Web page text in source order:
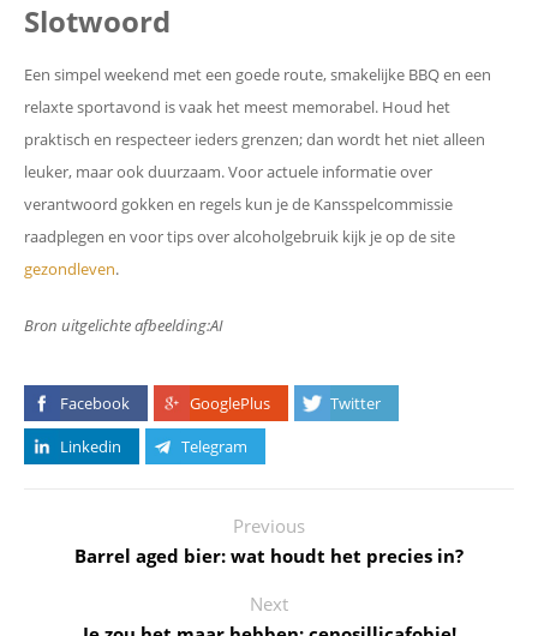
Slotwoord
Een simpel weekend met een goede route, smakelijke BBQ en een
relaxte sportavond is vaak het meest memorabel. Houd het
praktisch en respecteer ieders grenzen; dan wordt het niet alleen
leuker, maar ook duurzaam. Voor actuele informatie over
verantwoord gokken en regels kun je de Kansspelcommissie
raadplegen en voor tips over alcoholgebruik kijk je op de site
gezondleven.
Bron uitgelichte afbeelding:AI
Facebook GooglePlus
Twitter
Linkedin
Telegram
Previous
Barrel aged bier: wat houdt het precies in?
Next